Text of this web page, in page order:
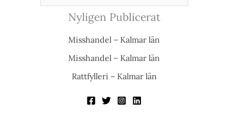
Nyligen Publicerat
Misshandel – Kalmar län
Misshandel – Kalmar län
Rattfylleri – Kalmar län